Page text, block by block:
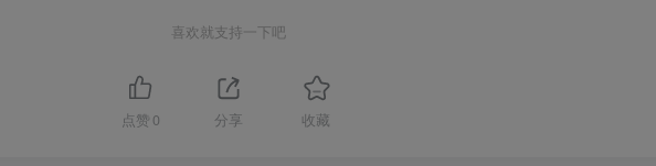
喜欢就支持一下吧
点赞 0 分享 收藏